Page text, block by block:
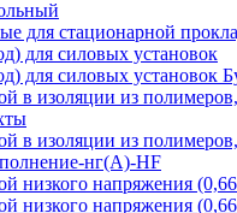
для стационарной
для силовых установок
для силовых установок
в изоляции из
в изоляции из
нг(А)-HF
низкого напряжения
низкого напряжения